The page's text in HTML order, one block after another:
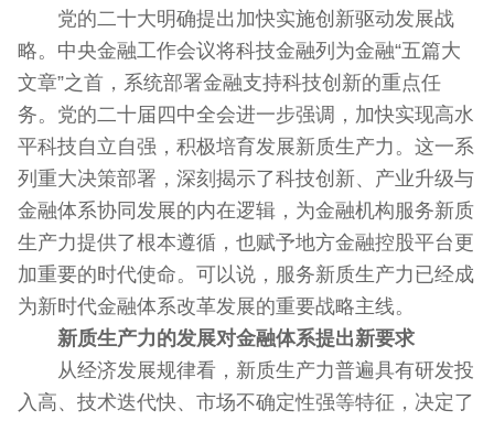
党的二十大明确提出加快实施创新驱动发展战
略。中央金融工作会议将科技金融列为金融“五篇大
文章”之首，系统部署金融支持科技创新的重点任
务。党的二十届四中全会进一步强调，加快实现高水
平科技自立自强，积极培育发展新质生产力。这一系
列重大决策部署，深刻揭示了科技创新、产业升级与
金融体系协同发展的内在逻辑，为金融机构服务新质
生产力提供了根本遵循，也赋予地方金融控股平台更
加重要的时代使命。可以说，服务新质生产力已经成
为新时代金融体系改革发展的重要战略主线。
新质生产力的发展对金融体系提出新要求
从经济发展规律看，新质生产力普遍具有研发投
入高、技术迭代快、市场不确定性强等特征，决定了